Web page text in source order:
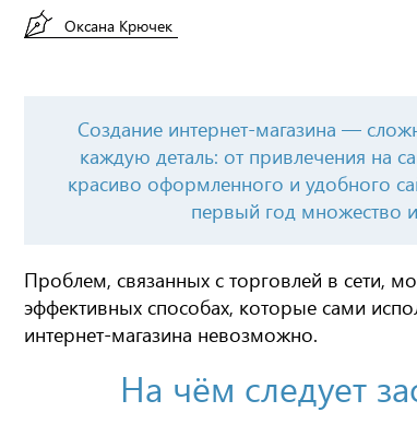
Оксана Крючек
Создание интернет-магазина —
каждую деталь: от привлечения на
красиво оформленного и удобного
первый год множество
Проблем, связанных с торговлей в сети,
эффективных способах, которые сами
интернет-магазина невозможно.
На чём следует